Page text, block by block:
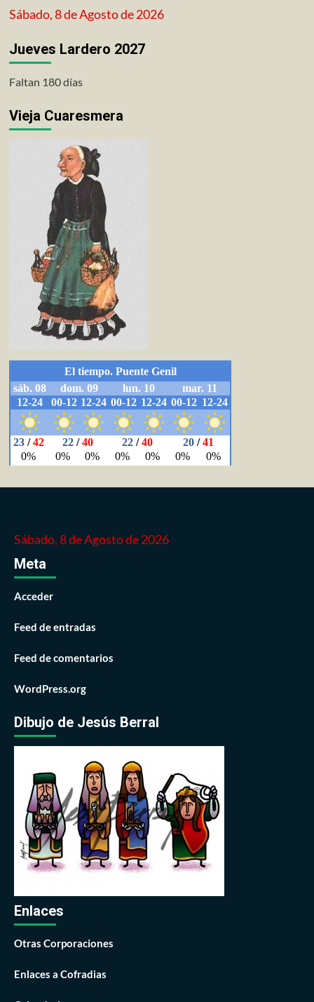
Sábado, 8 de Agosto de 2026
Jueves Lardero 2027
Faltan 180 días
Vieja Cuaresmera
Sábado, 8 de Agosto de 2026
Meta
Acceder
Feed de entradas
Feed de comentarios
WordPress.org
Dibujo de Jesús Berral
Enlaces
Otras Corporaciones
Enlaces a Cofradias